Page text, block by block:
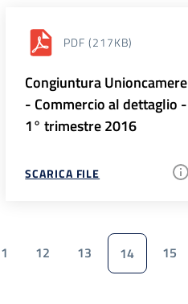
PDF (217KB)
Congiuntura Unioncamere
- Commercio al dettaglio -
1° trimestre 2016
SCARICA FILE
12 13 14 15